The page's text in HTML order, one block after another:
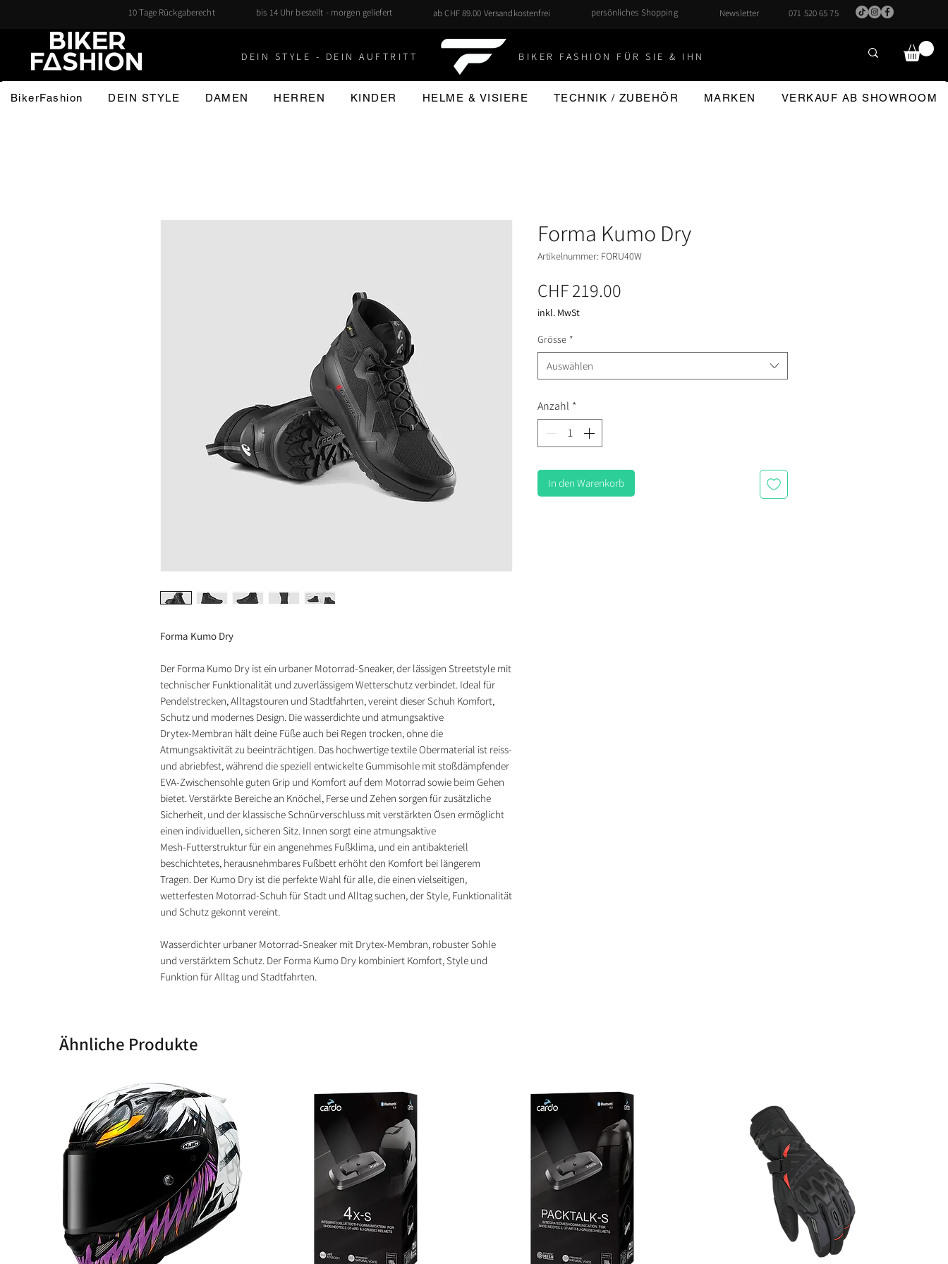
10 Tage Rückgaberecht bis 14 Uhr bestellt - morgen geliefert ab CHF 89.00 Versandkostenfrei persönliches Shopping Newsletter 071 520 65 75
DEIN STYLE - DEIN AUFTRITT BIKER FASHION FÜR SIE & IHN
BikerFashion DEIN STYLE DAMEN HERREN KINDER HELME & VISIERE TECHNIK / ZUBEHÖR MARKEN VERKAUF AB SHOWROOM
Forma Kumo Dry
Der Forma Kumo Dry ist ein urbaner Motorrad‑Sneaker, der lässigen Streetstyle mit
technischer Funktionalität und zuverlässigem Wetterschutz verbindet. Ideal für
Pendelstrecken, Alltagstouren und Stadtfahrten, vereint dieser Schuh Komfort,
Schutz und modernes Design. Die wasserdichte und atmungsaktive
Drytex‑Membran hält deine Füße auch bei Regen trocken, ohne die
Atmungsaktivität zu beeinträchtigen. Das hochwertige textile Obermaterial ist reiss‑
und abriebfest, während die speziell entwickelte Gummisohle mit stoßdämpfender
EVA‑Zwischensohle guten Grip und Komfort auf dem Motorrad sowie beim Gehen
bietet. Verstärkte Bereiche an Knöchel, Ferse und Zehen sorgen für zusätzliche
Sicherheit, und der klassische Schnürverschluss mit verstärkten Ösen ermöglicht
einen individuellen, sicheren Sitz. Innen sorgt eine atmungsaktive
Mesh‑Futterstruktur für ein angenehmes Fußklima, und ein antibakteriell
beschichtetes, herausnehmbares Fußbett erhöht den Komfort bei längerem
Tragen. Der Kumo Dry ist die perfekte Wahl für alle, die einen vielseitigen,
wetterfesten Motorrad‑Schuh für Stadt und Alltag suchen, der Style, Funktionalität
und Schutz gekonnt vereint.
Wasserdichter urbaner Motorrad‑Sneaker mit Drytex‑Membran, robuster Sohle
und verstärktem Schutz. Der Forma Kumo Dry kombiniert Komfort, Style und
Funktion für Alltag und Stadtfahrten.
Forma Kumo Dry
Artikelnummer: FORU40W
CHF 219.00
inkl. MwSt
Grösse *
Auswählen
Anzahl *
In den Warenkorb
Ähnliche Produkte